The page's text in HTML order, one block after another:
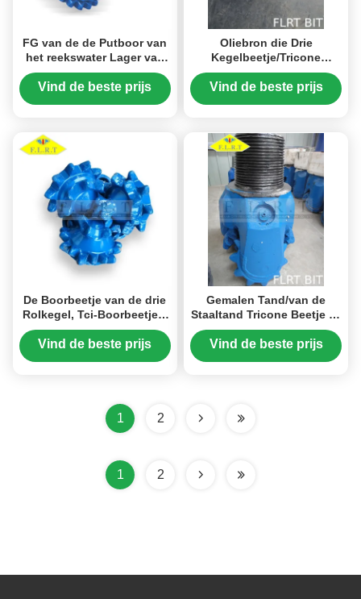
FG van de de Putboor van
het reekswater Lager van
de de Beetjes het Niet
verzegelde Rol met
Vind de beste prijs
Oliebron die Drie
Kegelbeetje/Tricone
Rotsbeetje
346.1mm FSA127G boren
Vind de beste prijs
De Boorbeetje van de drie
Rolkegel, Tci-Boorbeetje 8
1/2 FA126 voor de Boring
van de Waterput
Vind de beste prijs
Gemalen Tand/van de
Staaltand Tricone Beetje 12
1/4“ FSA126 voor Ondiepe
Oliebronboring
Vind de beste prijs
1 2
1 2